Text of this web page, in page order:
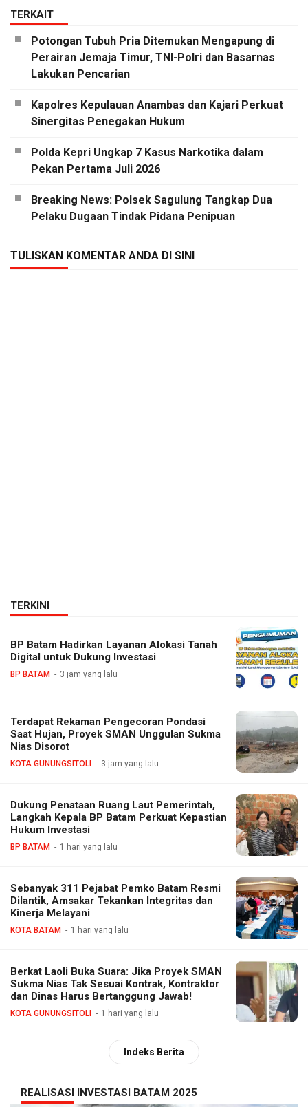
TERKAIT
Potongan Tubuh Pria Ditemukan Mengapung di
Perairan Jemaja Timur, TNI-Polri dan Basarnas
Lakukan Pencarian
Kapolres Kepulauan Anambas dan Kajari Perkuat
Sinergitas Penegakan Hukum
Polda Kepri Ungkap 7 Kasus Narkotika dalam
Pekan Pertama Juli 2026
Breaking News: Polsek Sagulung Tangkap Dua
Pelaku Dugaan Tindak Pidana Penipuan
TULISKAN KOMENTAR ANDA DI SINI
TERKINI
BP Batam Hadirkan Layanan Alokasi Tanah
Digital untuk Dukung Investasi
BP BATAM 3 jam yang lalu
Terdapat Rekaman Pengecoran Pondasi
Saat Hujan, Proyek SMAN Unggulan Sukma
Nias Disorot
KOTA GUNUNGSITOLI 3 jam yang lalu
Dukung Penataan Ruang Laut Pemerintah,
Langkah Kepala BP Batam Perkuat Kepastian
Hukum Investasi
BP BATAM 1 hari yang lalu
Sebanyak 311 Pejabat Pemko Batam Resmi
Dilantik, Amsakar Tekankan Integritas dan
Kinerja Melayani
KOTA BATAM 1 hari yang lalu
Berkat Laoli Buka Suara: Jika Proyek SMAN
Sukma Nias Tak Sesuai Kontrak, Kontraktor
dan Dinas Harus Bertanggung Jawab!
KOTA GUNUNGSITOLI 1 hari yang lalu
Indeks Berita
REALISASI INVESTASI BATAM 2025